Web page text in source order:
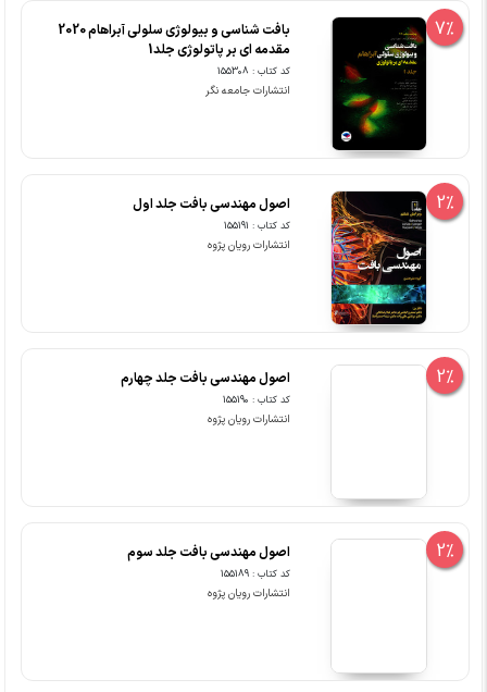
7%
بافت شناسی و بیولوژی سلولی آبراهام 2020
مقدمه ای بر پاتولوژی جلد1
کد کتاب : 155308
انتشارات جامعه نگر
2% اصول مهندسی بافت جلد اول
کد کتاب : 155191
انتشارات رویان پژوه
2% اصول مهندسی بافت جلد چهارم
کد کتاب : 155190
انتشارات رویان پژوه
2% اصول مهندسی بافت جلد سوم
کد کتاب : 155189
انتشارات رویان پژوه